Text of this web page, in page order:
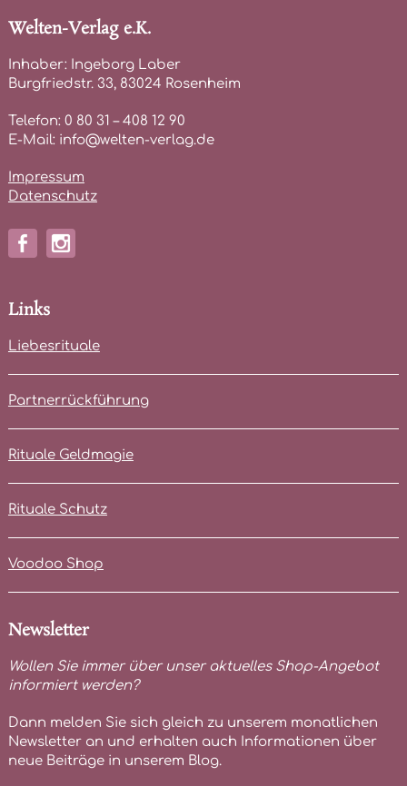
Welten-Verlag e.K.
Inhaber: Ingeborg Laber
Burgfriedstr. 33, 83024 Rosenheim
Telefon: 0 80 31 – 408 12 90
E-Mail: info@welten-verlag.de
Impressum
Datenschutz
Links
Liebesrituale
Partnerrückführung
Rituale Geldmagie
Rituale Schutz
Voodoo Shop
Newsletter
Wollen Sie immer über unser aktuelles Shop-Angebot
informiert werden?
Dann melden Sie sich gleich zu unserem monatlichen
Newsletter an und erhalten auch Informationen über
neue Beiträge in unserem Blog.